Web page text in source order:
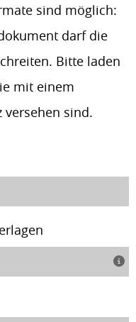
sind möglich:
darf die
Bitte laden
mit einem
versehen sind.